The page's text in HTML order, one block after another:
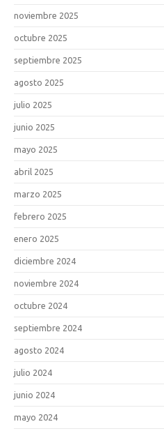
noviembre 2025
octubre 2025
septiembre 2025
agosto 2025
julio 2025
junio 2025
mayo 2025
abril 2025
marzo 2025
febrero 2025
enero 2025
diciembre 2024
noviembre 2024
octubre 2024
septiembre 2024
agosto 2024
julio 2024
junio 2024
mayo 2024